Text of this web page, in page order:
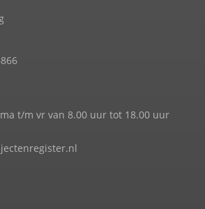
t/m vr van 8.00 uur tot 18.00 uur